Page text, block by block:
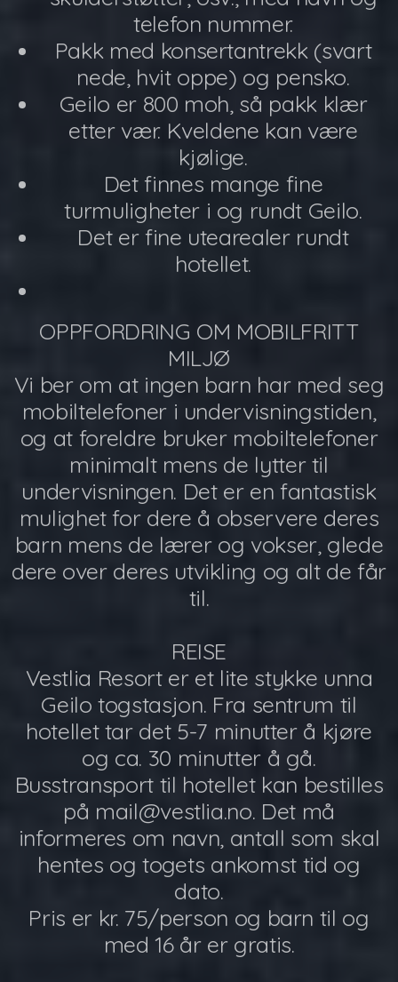
telefon nummer.
Pakk med konsertantrekk (svart
nede, hvit oppe) og pensko.
Geilo er 800 moh, så pakk klær
etter vær. Kveldene kan være
kjølige.
Det finnes mange fine
turmuligheter i og rundt Geilo.
Det er fine utearealer rundt
hotellet.
OPPFORDRING OM MOBILFRITT
MILJØ
Vi ber om at ingen barn har med seg
mobiltelefoner i undervisningstiden,
og at foreldre bruker mobiltelefoner
minimalt mens de lytter til
undervisningen. Det er en fantastisk
mulighet for dere å observere deres
barn mens de lærer og vokser, glede
dere over deres utvikling og alt de får
til.
REISE
Vestlia Resort er et lite stykke unna
Geilo togstasjon. Fra sentrum til
hotellet tar det 5-7 minutter å kjøre
og ca. 30 minutter å gå.
Busstransport til hotellet kan bestilles
på mail@vestlia.no. Det må
informeres om navn, antall som skal
hentes og togets ankomst tid og
dato.
Pris er kr. 75/person og barn til og
med 16 år er gratis.